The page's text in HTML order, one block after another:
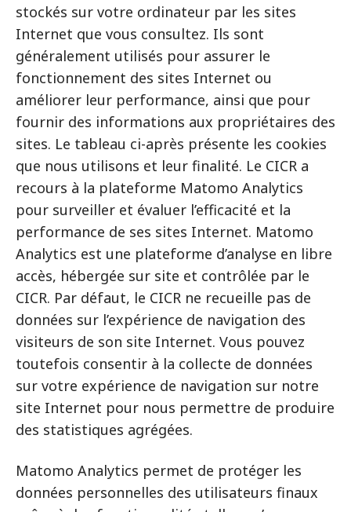
stockés sur votre ordinateur par les sites
Internet que vous consultez. Ils sont
généralement utilisés pour assurer le
fonctionnement des sites Internet ou
améliorer leur performance, ainsi que pour
fournir des informations aux propriétaires des
sites. Le tableau ci-après présente les cookies
que nous utilisons et leur finalité. Le CICR a
recours à la plateforme Matomo Analytics
pour surveiller et évaluer l’efficacité et la
performance de ses sites Internet. Matomo
Analytics est une plateforme d’analyse en libre
accès, hébergée sur site et contrôlée par le
CICR. Par défaut, le CICR ne recueille pas de
données sur l’expérience de navigation des
visiteurs de son site Internet. Vous pouvez
toutefois consentir à la collecte de données
sur votre expérience de navigation sur notre
site Internet pour nous permettre de produire
des statistiques agrégées.
Matomo Analytics permet de protéger les
données personnelles des utilisateurs finaux